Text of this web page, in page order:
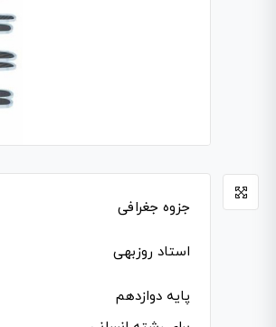
جزوه جغرافی
استاد روزبهی
پایه دوازدهم